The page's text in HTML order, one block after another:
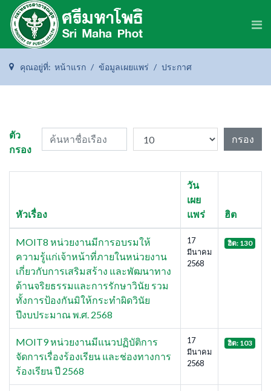
คุณอยู่ที่: หน้าแรก ข้อมูลเผยแพร่ ประกาศ
ตัว
กรอง
ค้นหาชื่อเรือง แสดง # กรอง
หัวเรื่อง
วัน
เผย
แพร่
ฮิต
MOIT8 หน่วยงานมีการอบรมให้
ความรู้แก่เจ้าหน้าที่ภายในหน่วยงาน
เกี่ยวกับการเสริมสร้าง และพัฒนาทาง
ด้านจริยธรรมและการรักษาวินัย รวม
ทั้งการป้องกันมิให้กระทำผิดวินัย
ปีงบประมาณ พ.ศ. 2568
17
มีนาคม
2568
ฮิต: 130
MOIT9 หน่วยงานมีแนวปฏิบัติการ
จัดการเรื่องร้องเรียน และช่องทางการ
ร้องเรียน ปี 2568
17
มีนาคม
2568
ฮิต: 103